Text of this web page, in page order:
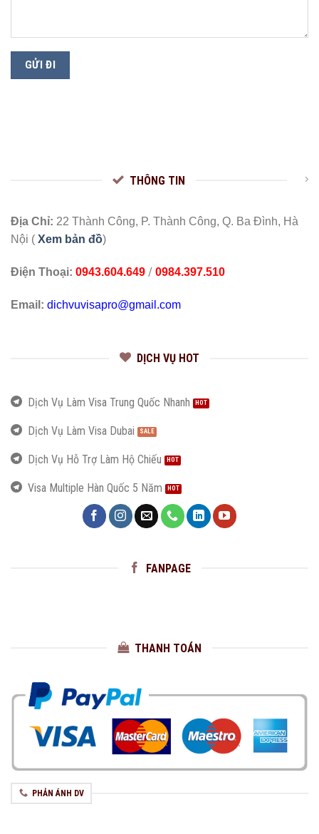
THÔNG TIN
Địa Chỉ: 22 Thành Công, P. Thành Công, Q. Ba Đình, Hà
Nội ( Xem bản đồ)
Điện Thoại: 0943.604.649 / 0984.397.510
Email: dichvuvisapro@gmail.com
DỊCH VỤ HOT
Dịch Vụ Làm Visa Trung Quốc Nhanh
Dịch Vụ Làm Visa Dubai
Dịch Vụ Hỗ Trợ Làm Hộ Chiếu
Visa Multiple Hàn Quốc 5 Năm
FANPAGE
THANH TOÁN
PHẢN ÁNH DV